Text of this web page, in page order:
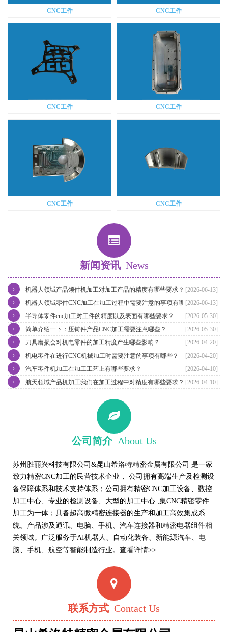
CNC工件 CNC工件
CNC工件 CNC工件
CNC工件 CNC工件
新闻资讯 News
[2026-06-13]
机器人领域产品领件机加工对加工产品的精度有哪些要求？
›
[2026-06-13]
机器人领域零件CNC加工在加工过程中需要注意的事项有哪些？
›
[2026-05-30]
半导体零件cnc加工对工件的精度以及表面有哪些要求？
›
[2026-05-30]
简单介绍一下：压铸件产品CNC加工需要注意哪些？
›
[2026-04-20]
刀具磨损会对机电零件的加工精度产生哪些影响？
›
[2026-04-20]
机电零件在进行CNC机械加工时需要注意的事项有哪些？
›
[2026-04-10]
汽车零件机加工在加工工艺上有哪些要求？
›
[2026-04-10]
航天领域产品机加工我们在加工过程中对精度有哪些要求？
›
公司简介 About Us
苏州胜丽兴科技有限公司&昆山希洛特精密金属有限公司 是一家
致力精密CNC加工的民营技术企业， 公司拥有高端生产及检测设
备保障体系和技术支持体系；公司拥有精密CNC加工设备、数控
加工中心、专业的检测设备、大型的加工中心 ;集CNC精密零件
加工为一体；具备超高微精密连接器的生产和加工高效集成系
统。产品涉及通讯、电脑、手机、汽车连接器和精密电器组件相
关领域。广泛服务于AI机器人
、自动化装备 新能源汽车、电
脑、手机、航空等智能制造行业。 查看详情>>
联系方式 Contact Us